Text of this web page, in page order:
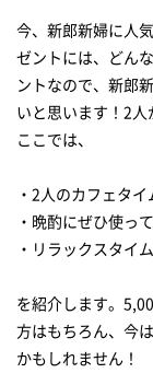
今、新郎新婦に人
ゼントには、どん
ントなので、新郎
いと思います！2人
ここでは、
・2人のカフェタ
・晩酌にぜひ使っ
・リラックスタイ
を紹介します。
方はもちろん、今
かもしれません！